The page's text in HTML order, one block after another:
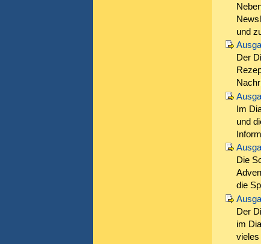
und
Der
Im
und
Die
die
Der
im
vieles